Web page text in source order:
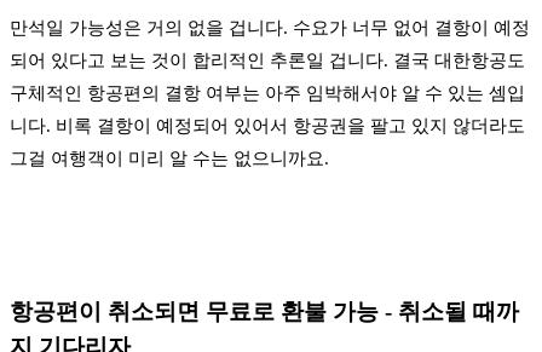
만석일 가능성은 거의 없을 겁니다. 수요가 너무 없어 결항이 예정
되어 있다고 보는 것이 합리적인 추론일 겁니다. 결국 대한항공도
구체적인 항공편의 결항 여부는 아주 임박해서야 알 수 있는 셈입
니다. 비록 결항이 예정되어 있어서 항공권을 팔고 있지 않더라도
그걸 여행객이 미리 알 수는 없으니까요.
항공편이 취소되면 무료로 환불 가능 - 취소될 때까
지 기다리자